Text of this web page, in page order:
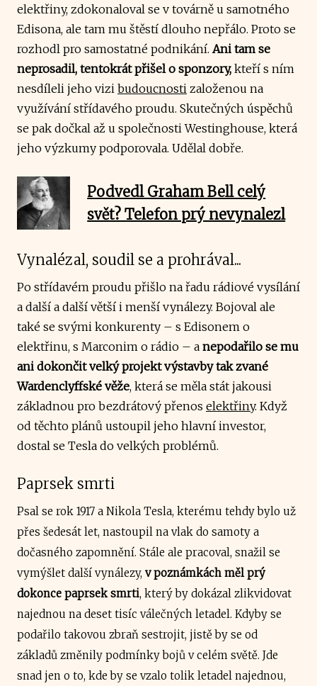
elektřiny, zdokonaloval se v továrně u samotného
Edisona, ale tam mu štěstí dlouho nepřálo. Proto se
rozhodl pro samostatné podnikání. Ani tam se
neprosadil, tentokrát přišel o sponzory, kteří s ním
nesdíleli jeho vizi budoucnosti založenou na
využívání střídavého proudu. Skutečných úspěchů
se pak dočkal až u společnosti Westinghouse, která
jeho výzkumy podporovala. Udělal dobře.
Podvedl Graham Bell celý
svět? Telefon prý nevynalezl
Vynalézal, soudil se a prohrával...
Po střídavém proudu přišlo na řadu rádiové vysílání
a další a další větší i menší vynálezy. Bojoval ale
také se svými konkurenty – s Edisonem o
elektřinu, s Marconim o rádio – a nepodařilo se mu
ani dokončit velký projekt výstavby tak zvané
Wardenclyffské věže, která se měla stát jakousi
základnou pro bezdrátový přenos elektřiny. Když
od těchto plánů ustoupil jeho hlavní investor,
dostal se Tesla do velkých problémů.
Paprsek smrti
Psal se rok 1917 a Nikola Tesla, kterému tehdy bylo už
přes šedesát let, nastoupil na vlak do samoty a
dočasného zapomnění. Stále ale pracoval, snažil se
vymýšlet další vynálezy, v poznámkách měl prý
dokonce paprsek smrti, který by dokázal zlikvidovat
najednou na deset tisíc válečných letadel. Kdyby se
podařilo takovou zbraň sestrojit, jistě by se od
základů změnily podmínky bojů v celém světě. Jde
snad jen o to, kde by se vzalo tolik letadel najednou,